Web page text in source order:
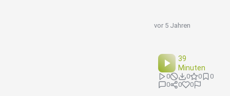
vor 5 Jahren
39
Minuten
0 0 0
0
0
0 0